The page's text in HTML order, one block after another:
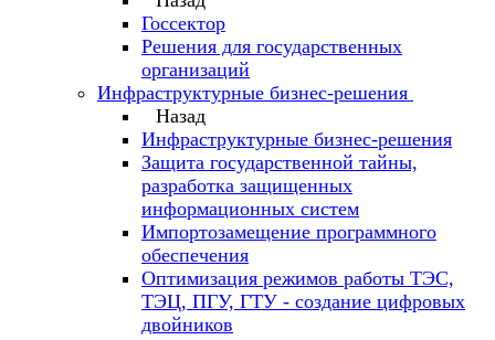
Госсектор
Решения для государственных
организаций
Инфраструктурные бизнес-решения
Назад
Инфраструктурные бизнес-решения
Защита государственной тайны,
разработка защищенных
информационных систем
Импортозамещение программного
обеспечения
Оптимизация режимов работы ТЭС,
ТЭЦ, ПГУ, ГТУ - создание цифровых
двойников